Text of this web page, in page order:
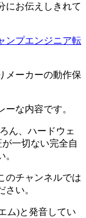
にお伝えしきれて
ンプエンジニア転
メーカーの動作保
な内容です。
ん、ハードウェ
が一切ない完全自
のチャンネルでは
い。
ム)と発音してい